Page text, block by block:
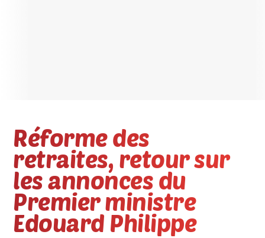
Réforme des
retraites, retour sur
les annonces du
Premier ministre
Edouard Philippe